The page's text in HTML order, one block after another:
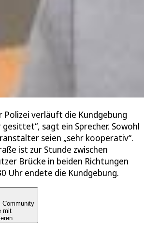
Polizei verläuft die Kundgebung
sagt ein Sprecher. Sowohl
seien „sehr kooperativ“.
ist zur Stunde zwischen
Brücke in beiden Richtungen
Uhr endete die Kundgebung.
Community
mit